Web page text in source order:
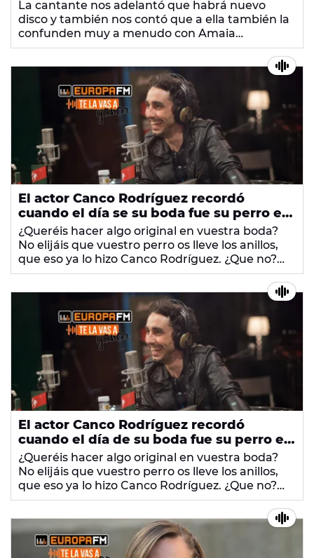
La cantante nos adelantó que habrá nuevo
disco y también nos contó que a ella también la
confunden muy a menudo con Amaia
Salamanca. ¡Dale al play y no te pierdas nada!
El actor Canco Rodríguez recordó
cuando el día se su boda fue su perro el
que llevó los anillos hasta el altar
¿Queréis hacer algo original en vuestra boda?
No elijáis que vuestro perro os lleve los anillos,
que eso ya lo hizo Canco Rodríguez. ¿Que no?
¿Os jugáis algo? Bueno, vais a perder... ¡Así que
El actor Canco Rodríguez recordó
cuando el día de su boda fue su perro el
que llevó los anillos hasta el altar
¿Queréis hacer algo original en vuestra boda?
No elijáis que vuestro perro os lleve los anillos,
que eso ya lo hizo Canco Rodríguez. ¿Que no?
¿Os jugáis algo? Bueno, vais a perder... ¡Así que